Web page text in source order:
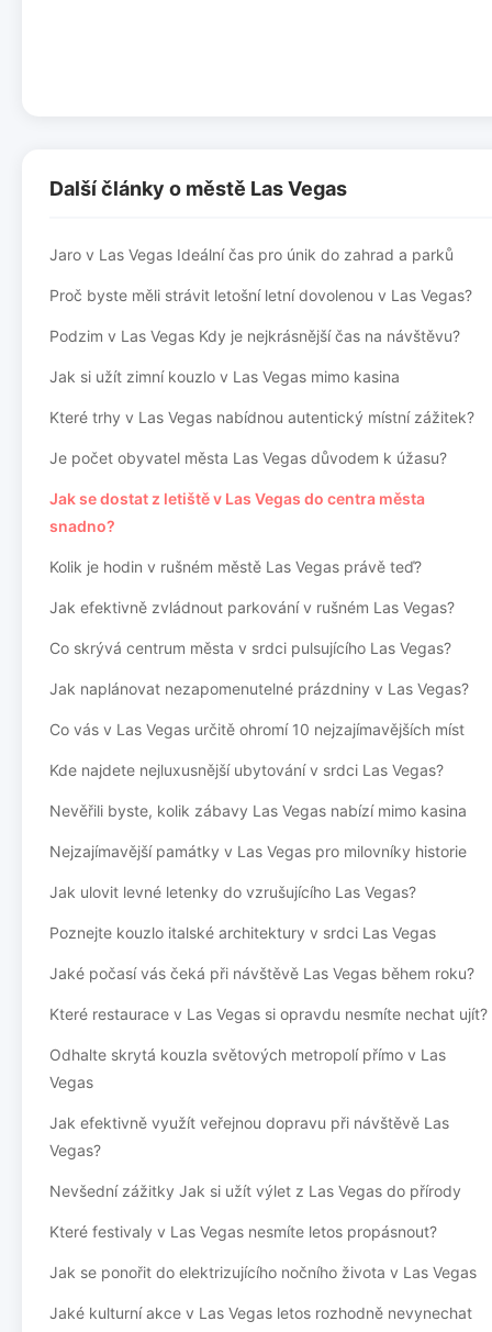
Další články o městě Las Vegas
Jaro v Las Vegas Ideální čas pro únik do zahrad a parků
Proč byste měli strávit letošní letní dovolenou v Las Vegas?
Podzim v Las Vegas Kdy je nejkrásnější čas na návštěvu?
Jak si užít zimní kouzlo v Las Vegas mimo kasina
Které trhy v Las Vegas nabídnou autentický místní zážitek?
Je počet obyvatel města Las Vegas důvodem k úžasu?
Jak se dostat z letiště v Las Vegas do centra města
snadno?
Kolik je hodin v rušném městě Las Vegas právě teď?
Jak efektivně zvládnout parkování v rušném Las Vegas?
Co skrývá centrum města v srdci pulsujícího Las Vegas?
Jak naplánovat nezapomenutelné prázdniny v Las Vegas?
Co vás v Las Vegas určitě ohromí 10 nejzajímavějších míst
Kde najdete nejluxusnější ubytování v srdci Las Vegas?
Nevěřili byste, kolik zábavy Las Vegas nabízí mimo kasina
Nejzajímavější památky v Las Vegas pro milovníky historie
Jak ulovit levné letenky do vzrušujícího Las Vegas?
Poznejte kouzlo italské architektury v srdci Las Vegas
Jaké počasí vás čeká při návštěvě Las Vegas během roku?
Které restaurace v Las Vegas si opravdu nesmíte nechat ujít?
Odhalte skrytá kouzla světových metropolí přímo v Las
Vegas
Jak efektivně využít veřejnou dopravu při návštěvě Las
Vegas?
Nevšední zážitky Jak si užít výlet z Las Vegas do přírody
Které festivaly v Las Vegas nesmíte letos propásnout?
Jak se ponořit do elektrizujícího nočního života v Las Vegas
Jaké kulturní akce v Las Vegas letos rozhodně nevynechat